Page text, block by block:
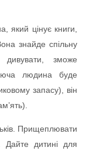
який цінує книги,
знайде спільну
зможе
людина буде
запасу), він
Прищеплювати
дитині для